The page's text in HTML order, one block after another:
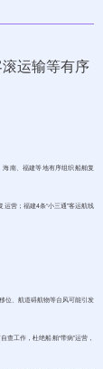
南、福建等地有序组织船舶复
营；福建4条“小三通”客运航线
位、航道碍航物等台风可能引发
工作，杜绝船舶“带病”运营，